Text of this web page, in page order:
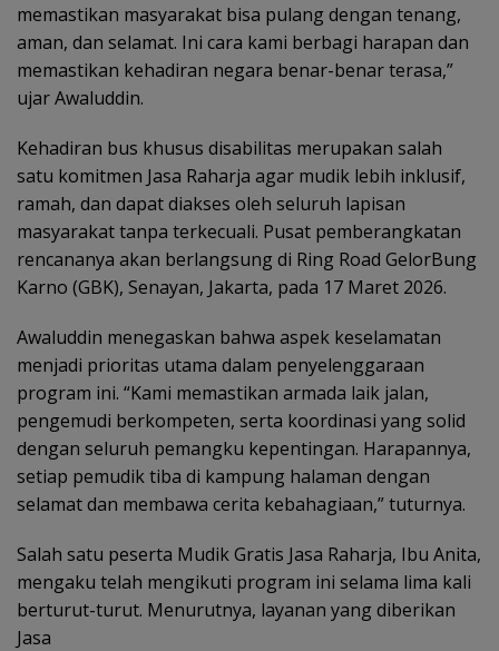
memastikan masyarakat bisa pulang dengan tenang,
aman, dan selamat. Ini cara kami berbagi harapan dan
memastikan kehadiran negara benar-benar terasa,”
ujar Awaluddin.
Kehadiran bus khusus disabilitas merupakan salah
satu komitmen Jasa Raharja agar mudik lebih inklusif,
ramah, dan dapat diakses oleh seluruh lapisan
masyarakat tanpa terkecuali. Pusat pemberangkatan
rencananya akan berlangsung di Ring Road GelorBung
Karno (GBK), Senayan, Jakarta, pada 17 Maret 2026.
Awaluddin menegaskan bahwa aspek keselamatan
menjadi prioritas utama dalam penyelenggaraan
program ini. “Kami memastikan armada laik jalan,
pengemudi berkompeten, serta koordinasi yang solid
dengan seluruh pemangku kepentingan. Harapannya,
setiap pemudik tiba di kampung halaman dengan
selamat dan membawa cerita kebahagiaan,” tuturnya.
Salah satu peserta Mudik Gratis Jasa Raharja, Ibu Anita,
mengaku telah mengikuti program ini selama lima kali
berturut-turut. Menurutnya, layanan yang diberikan
Jasa